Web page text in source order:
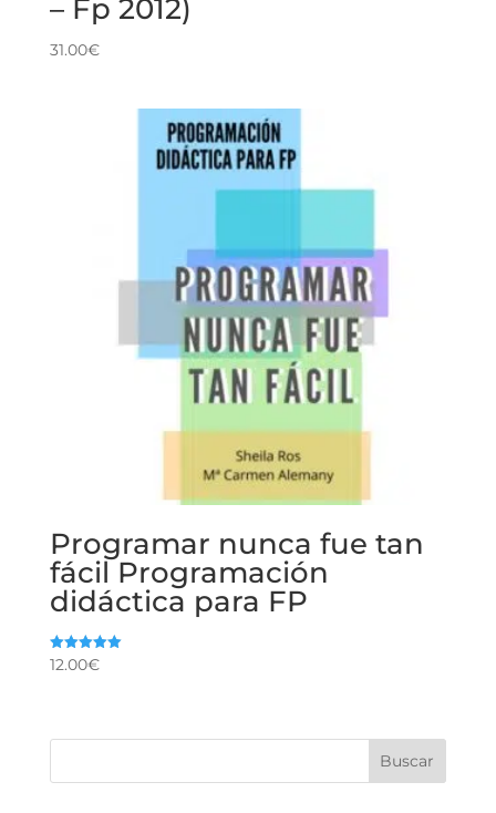
– Fp 2012)
31.00€
Programar nunca fue tan
fácil Programación
didáctica para FP
Valorado
12.00€